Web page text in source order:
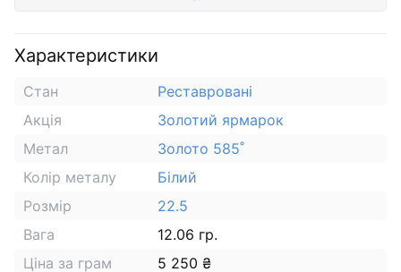
Характеристики
Стан
Реставровані
Акція
Золотий ярмарок
Метал
Золото 585˚
Колір металу
Білий
Розмір
22.5
Вага
12.06 гр.
Ціна за грам
5 250 ₴